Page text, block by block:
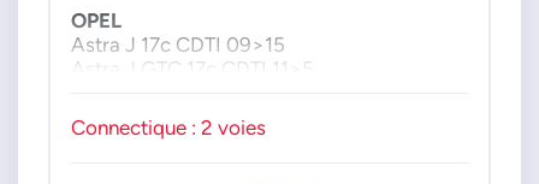
55581883
55582725
819154
OPEL
Astra J 17c CDTI 09>15
Astra J GTC 17c CDTI 11>5
Meriva B 17c CDTI 10>15
Mokka 17c CDTI 12>
Connectique : 2 voies